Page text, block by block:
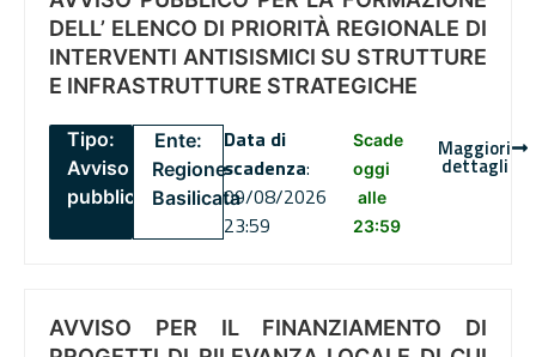
DELL’ ELENCO DI PRIORITÀ REGIONALE DI
INTERVENTI ANTISISMICI SU STRUTTURE
E INFRASTRUTTURE STRATEGICHE
Tipo:
Avviso
pubblico
Ente:
Regione
Basilicata
Data di
scadenza:
09/08/2026
23:59
Scade
oggi
alle
23:59
Maggiori
dettagli
AVVISO PER IL FINANZIAMENTO DI